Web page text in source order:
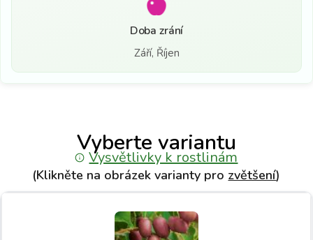
Doba zrání
Září, Říjen
Vyberte variantu
Vysvětlivky k rostlinám
(Klikněte na obrázek varianty pro zvětšení)